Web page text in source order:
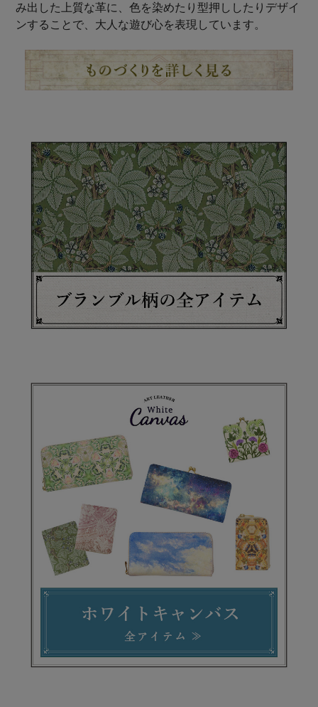
み出した上質な革に、色を染めたり型押ししたりデザイ
ンすることで、大人な遊び心を表現しています。